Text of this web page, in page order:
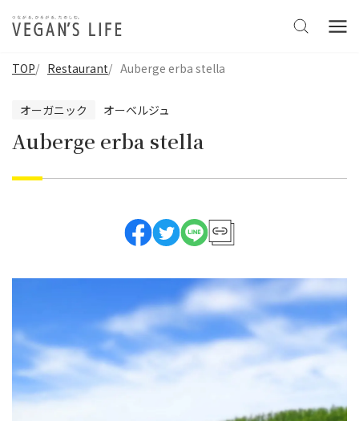
TOP Restaurant Auberge erba stella
オーガニック オーベルジュ
Auberge erba stella